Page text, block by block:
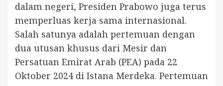
dalam negeri, Presiden Prabowo juga terus
memperluas kerja sama internasional.
Salah satunya adalah pertemuan dengan
dua utusan khusus dari Mesir dan
Persatuan Emirat Arab (PEA) pada 22
Oktober 2024 di Istana Merdeka. Pertemuan